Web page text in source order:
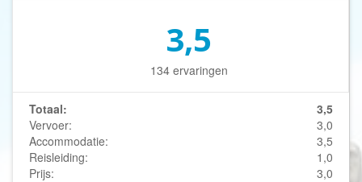
3,5
134 ervaringen
Totaal:
3,5
Vervoer:
3,0
Accommodatie:
3,5
Reisleiding:
1,0
Prijs:
3,0